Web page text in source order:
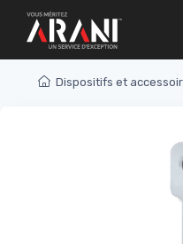
Dispositifs et